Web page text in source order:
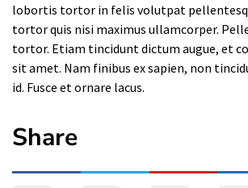
lobortis tortor in felis volutpat
tortor quis nisi maximus ullamcorper.
tortor. Etiam tincidunt dictum augue, et
sit amet. Nam finibus ex sapien, non
id. Fusce et ornare lacus.
Share